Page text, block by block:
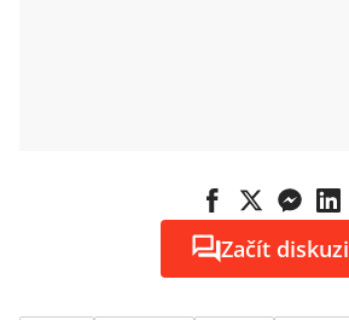
Začít diskuzi